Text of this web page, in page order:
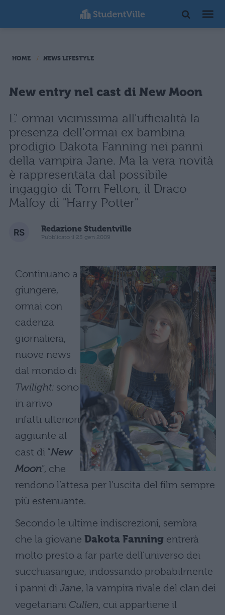
HOME NEWS LIFESTYLE
New entry nel cast di New Moon
E' ormai vicinissima all'ufficialità la
presenza dell'ormai ex bambina
prodigio Dakota Fanning nei panni
della vampira Jane. Ma la vera novità
è rappresentata dal possibile
ingaggio di Tom Felton, il Draco
Malfoy di "Harry Potter"
Redazione Studentville
Pubblicato il 25 gen 2009
Continuano a
giungere,
ormai con
cadenza
giornaliera,
nuove news
dal mondo di
Twilight: sono
in arrivo
infatti ulteriori
aggiunte al
cast di “New
Moon”, che
rendono l’attesa per l’uscita del film sempre
più estenuante.
Secondo le ultime indiscrezioni, sembra
che la giovane Dakota Fanning entrerà
molto presto a far parte dell’universo dei
succhiasangue, indossando probabilmente
i panni di Jane, la vampira rivale del clan dei
vegetariani Cullen, cui appartiene il